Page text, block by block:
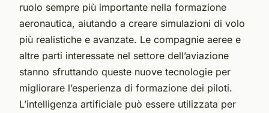
ruolo sempre più importante nella formazione
aeronautica, aiutando a creare simulazioni di volo
più realistiche e avanzate. Le compagnie aeree e
altre parti interessate nel settore dell’aviazione
stanno sfruttando queste nuove tecnologie per
migliorare l’esperienza di formazione dei piloti.
L’intelligenza artificiale può essere utilizzata per